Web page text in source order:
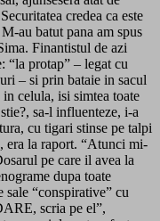
credea ca este
au batut pana am spus
Finantistul de azi
“la protap” – legat cu
– si prin bataie in sacul
celula, isi simtea toate
sa-l influenteze, i-a
cu tigari stinse pe talpi
era la raport. “Atunci mi-
pe care il avea la
dupa toate
“conspirative” cu
scria pe el”,